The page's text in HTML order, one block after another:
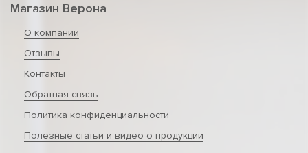
Магазин Верона
О компании
Отзывы
Контакты
Обратная связь
Политика конфиденциальности
Полезные статьи и видео о продукции